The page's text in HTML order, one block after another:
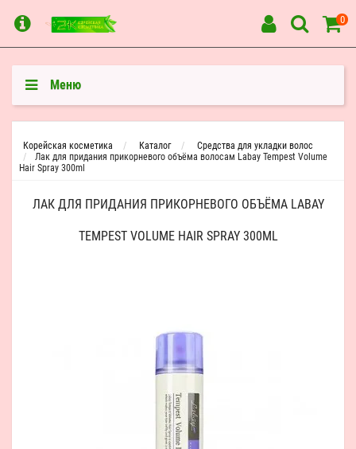
0
Меню
Корейская косметика Каталог
Средства для укладки волос
Лак для придания прикорневого объёма волосам Labay Tempest Volume
Hair Spray 300ml
ЛАК ДЛЯ ПРИДАНИЯ ПРИКОРНЕВОГО ОБЪЁМА LABAY
TEMPEST VOLUME HAIR SPRAY 300ML